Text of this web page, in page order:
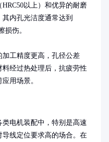
以上）和优异的耐磨
内孔光洁度通常达到
损伤。
工精度更高，孔径公差
经过热处理后，抗疲劳性
用场景。
类电机装配中，特别是高速
线定位要求高的场合。在